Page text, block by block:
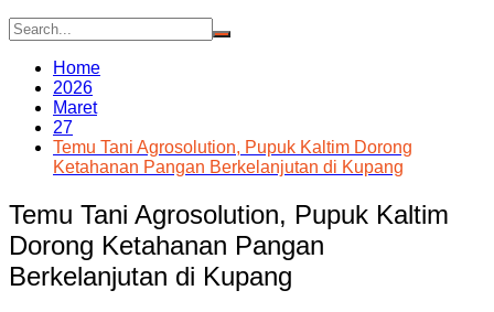
Home
2026
Maret
27
Temu Tani Agrosolution, Pupuk Kaltim Dorong
Ketahanan Pangan Berkelanjutan di Kupang
Temu Tani Agrosolution, Pupuk Kaltim
Dorong Ketahanan Pangan
Berkelanjutan di Kupang